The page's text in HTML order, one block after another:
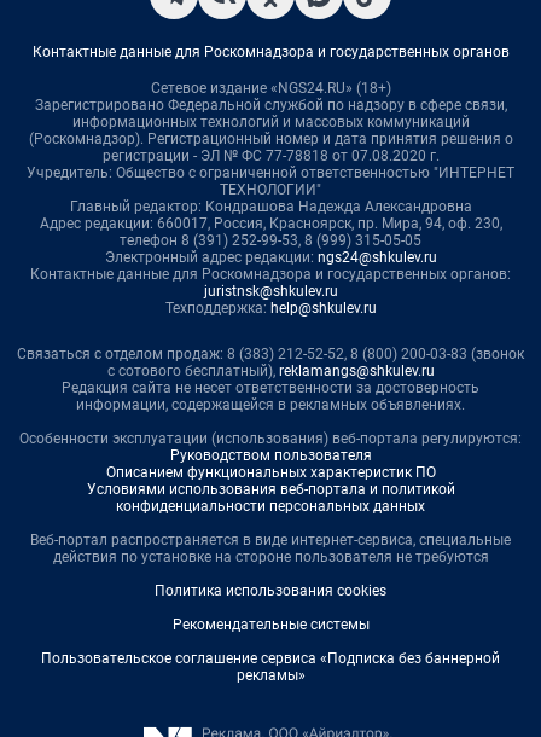
Контактные данные для Роскомнадзора и государственных органов
Сетевое издание «NGS24.RU» (18+)
Зарегистрировано Федеральной службой по надзору в сфере связи,
информационных технологий и массовых коммуникаций
(Роскомнадзор). Регистрационный номер и дата принятия решения о
регистрации - ЭЛ № ФС 77-78818 от 07.08.2020 г.
Учредитель: Общество с ограниченной ответственностью "ИНТЕРНЕТ
ТЕХНОЛОГИИ"
Главный редактор: Кондрашова Надежда Александровна
Адрес редакции: 660017, Россия, Красноярск, пр. Мира, 94, оф. 230,
телефон 8 (391) 252-99-53, 8 (999) 315-05-05
Электронный адрес редакции: ngs24@shkulev.ru
Контактные данные для Роскомнадзора и государственных органов:
juristnsk@shkulev.ru
Техподдержка: help@shkulev.ru
Связаться с отделом продаж: 8 (383) 212-52-52, 8 (800) 200-03-83 (звонок
с сотового бесплатный), reklamangs@shkulev.ru
Редакция сайта не несет ответственности за достоверность
информации, содержащейся в рекламных объявлениях.
Особенности эксплуатации (использования) веб-портала регулируются:
Руководством пользователя
Описанием функциональных характеристик ПО
Условиями использования веб-портала и политикой
конфиденциальности персональных данных
Веб-портал распространяется в виде интернет-сервиса, специальные
действия по установке на стороне пользователя не требуются
Политика использования cookies
Рекомендательные системы
Пользовательское соглашение сервиса «Подписка без баннерной
рекламы»